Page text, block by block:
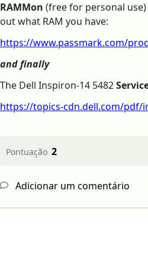
RAMMon (free for personal
out what RAM you have:
https://www.passmark.com/
and finally
The Dell Inspiron-14 5482
https://topics-cdn.dell.com/pdf/
Pontuação 2
Adicionar um comentário